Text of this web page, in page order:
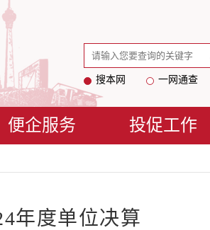
搜本网 一网通查
便企服务 投促工作
年度单位决算